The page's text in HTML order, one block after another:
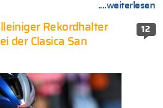
....weiterlesen
12
Rekordhalter
der Clasica San